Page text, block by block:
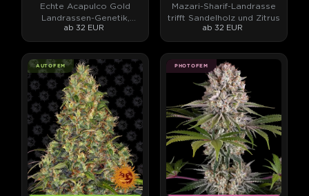
Echte Acapulco Gold
Landrassen-Genetik,
stabilisiert.
ab 32 EUR
Mazari-Sharif-Landrasse
trifft Sandelholz und Zitrus
ab 32 EUR
AUTOFEM PHOTOFEM